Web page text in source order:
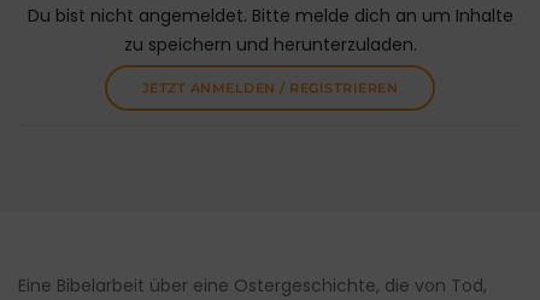
Du bist nicht angemeldet. Bitte melde dich an um Inhalte
zu speichern und herunterzuladen.
JETZT ANMELDEN / REGISTRIEREN
Eine Bibelarbeit über eine Ostergeschichte, die von Tod,